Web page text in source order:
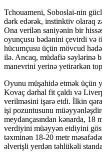
Tchouameni, Soboslai-nin
dərk edərək, instinktiv olaraq
Ona verilən saniyənin bir
oyunçusu bədənini çevirdi və
hücumçusu üçün mövcud
ilə. Ancaq, müdafiə səylərinə
manevrini yerinə yetirərkən
Oyunu müşahidə etmək üçün
Kovaç dərhal fit çaldı və
verilməsini işarə etdi. İlkin
işi pozuntusunu
meydançasından kənarda, 18
verdiyini müəyyən etdiyini
təxminən 18-20 metr
əlverişli yerdən təhlükəli